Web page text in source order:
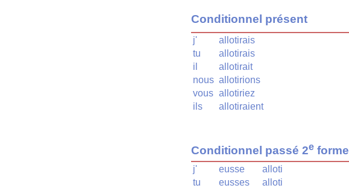
Conditionnel présent
j'
allotirais
tu
allotirais
il
allotirait
nous allotirions
vous allotiriez
ils
allotiraient
Conditionnel passé 2e forme
j' eusse
alloti
tu
eusses
alloti